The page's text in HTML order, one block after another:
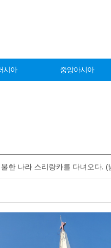
시아 중앙아시아
한 나라 스리랑카를 다녀오다. (